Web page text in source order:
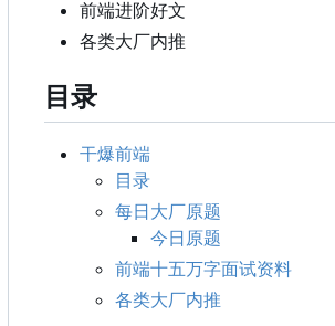
前端进阶好文
各类大厂内推
目录
干爆前端
目录
每日大厂原题
今日原题
前端十五万字面试资料
各类大厂内推